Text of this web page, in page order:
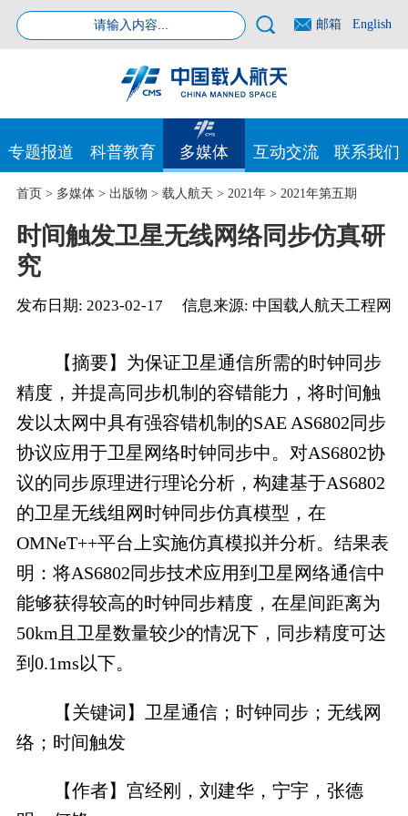
邮箱 English
专题报道 科普教育 多媒体 互动交流 联系我们
首页> 多媒体> 出版物 > 载人航天 > 2021年> 2021年第五期
时间触发卫星无线网络同步仿真研
究
发布日期: 2023-02-17 信息来源: 中国载人航天工程网
【摘要】为保证卫星通信所需的时钟同步
精度，并提高同步机制的容错能力，将时间触
发以太网中具有强容错机制的SAE AS6802同步
协议应用于卫星网络时钟同步中。对AS6802协
议的同步原理进行理论分析，构建基于AS6802
的卫星无线组网时钟同步仿真模型，在
OMNeT++平台上实施仿真模拟并分析。结果表
明：将AS6802同步技术应用到卫星网络通信中
能够获得较高的时钟同步精度，在星间距离为
50km且卫星数量较少的情况下，同步精度可达
到0.1ms以下。
【关键词】卫星通信；时钟同步；无线网
络；时间触发
【作者】宫经刚，刘建华，宁宇，张德